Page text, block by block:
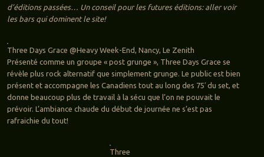
d’éditions passées… Un conseil pour les futures éditions: aller voir
les bars qui dominent le site!
Three Days Grace @Heavy Week-End, Nancy, Le Zenith
Présenté comme un groupe « post grunge », Three Days Grace se
révèle plus rock alternatif que simplement grunge. Le public est bien
présent et accompagne les Canadiens tout au long des 75′ du set, et
donne beaucoup plus de travail à la sécu que l’on ne pouvait le
prévoir. L’ambiance chaude du début de journée ne s’est pas
rafraichie du tout!
Three